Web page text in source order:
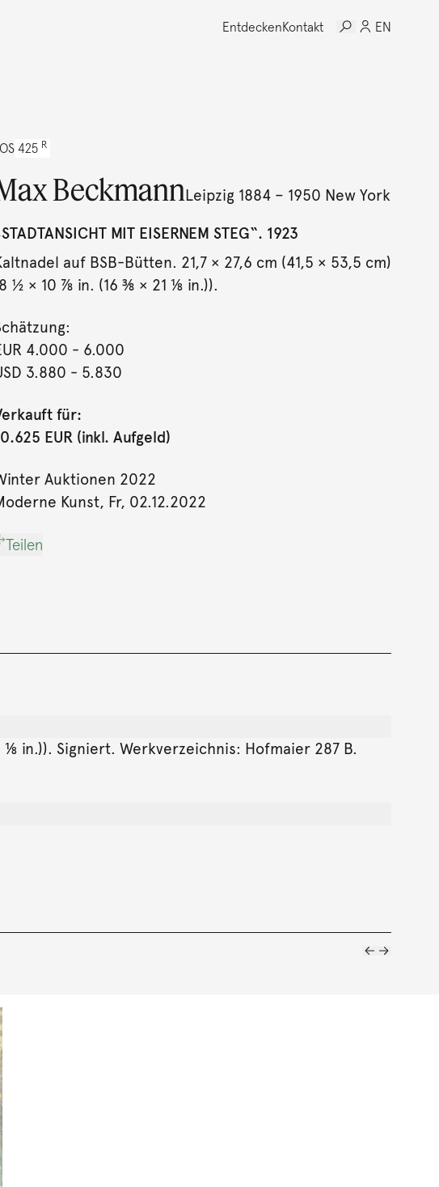
EntdeckenKontakt EN
425 R
BeckmannLeipzig 1884 – 1950 New York
MIT EISERNEM STEG“. 1923
auf BSB-Bütten. 21,7 × 27,6 cm (41,5 × 53,5 cm)
½ × 10 ⅞ in. (16 ⅜ × 21 ⅛ in.)).
4.000 - 6.000
3.880 - 5.830
für:
EUR (inkl. Aufgeld)
Auktionen 2022
Kunst, Fr, 02.12.2022
Teilen
in.)). Signiert. Werkverzeichnis: Hofmaier 287 B.